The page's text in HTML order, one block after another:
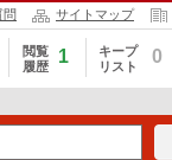
問 サイトマップ
閲覧
履歴
1
キープ
リスト
0